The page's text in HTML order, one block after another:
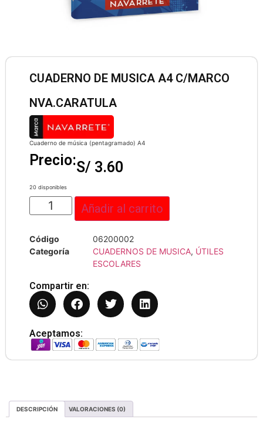
CUADERNO DE MUSICA A4 C/MARCO
NVA.CARATULA
Cuaderno de música (pentagramado) A4
Precio:S/ 3.60
20 disponibles
Añadir al carrito
Código
06200002
Categoría
CUADERNOS DE MUSICA, ÚTILES
ESCOLARES
Compartir en:
Aceptamos:
DESCRIPCIÓN VALORACIONES (0)